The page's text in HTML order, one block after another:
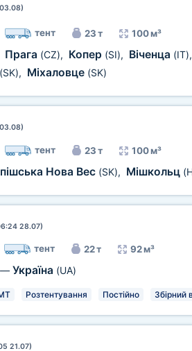
тент 23 т 100 м³
Прага (CZ), Копер (SI), Віченца (IT)
(SK), Міхаловце (SK)
тент 23 т 100 м³
Нова Вес (SK), Мішкольц
28.07)
тент 22 т 92 м³
— Україна (UA)
Розтентування Постійно Збірний
21.07)